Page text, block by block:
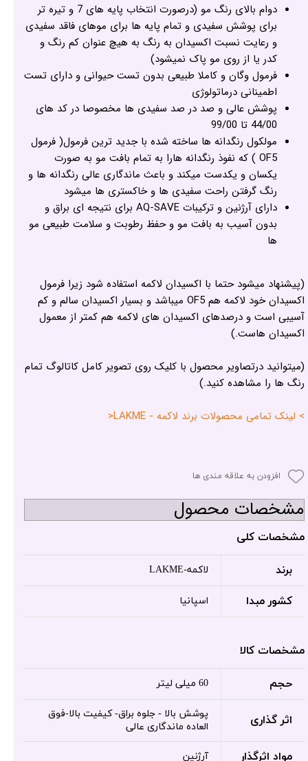
دوام بالای رنگ مو (درصورت انتخاب پایه های 7 و تیره تر
برای پوشش سفیدی و تمام پایه ها برای موهای فاقد سفیدی
و رعایت نسبت اکسیدان به رنگ به هیچ عنوان کم رنگ و
کدر یا از روی مو پاک نمیشود)
فرمول وگان و کاملا طبیعی بدون تست حیوانی و دارای تست
اطمینانی درماتولوژی
پوشش عالی و صد در صد سفیدی ها مخصوصا در کد های
44/00 تا 99/00
مولکول رنگدانه ها ساخته شده با جدید ترین فرمول( فرمول
OF5 ) که نفوذ رنگدانه هارا به تمام بافت مو به صورت
یکسان و یکدست میکند و باعث ماندگاری عالی رنگدانه ها و
رنگ گرفتن راحت سفیدی ها و خاکستری ها میشود
دارای آرژنین و ترکیبات AQ-SAVE برای نتیجه ای براق و
بدون آسیب به بافت مو و حفظ رطوبت و سلامت طبیعی مو
ها
(پیشنهاد میشود حتما با اکسیدان لاکمه استفاده شود زیرا فرمول
اکسیدان خود لاکمه هم OF5 میباشد و بسیار اکسیدان سالم و کم
آسیبی است و درصدهای اکسیدان های لاکمه هم کمتر از معمول
اکسیدان هاست.)
(میتوانید درتصاویر محصول با کلیک روی تصویر کامل کاتالوگ تمام
رنگ ها را مشاهده کنید.)
> لینک تمامی محصولات برند لاکمه - LAKME<
افزودن به علاقه مندی ها
مشخصات محصول
مشخصات کلی
برند لاکمه-LAKME
کشور مبدا اسپانیا
مشخصات کالا
حجم 60 میلی لیتر
اثر گذاری
پوشش بالا - جلوه براق- کیفیت بالا-فوق
العاده ماندگاری عالی
مواد اثرگذار آرژنین